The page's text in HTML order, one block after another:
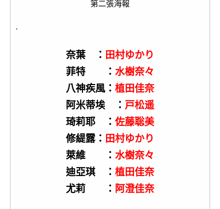
第二張海報
.
奈葉 ： 田村ゆかり
菲特 ： 水樹奈々
八神疾風： 植田佳奈
阿米蒂埃 ： 戸松遥
琦莉耶 ： 佐藤聡美
修緹露： 田村ゆかり
萊維 ： 水樹奈々
迪亞琪 ： 植田佳奈
尤莉 ： 阿澄佳奈